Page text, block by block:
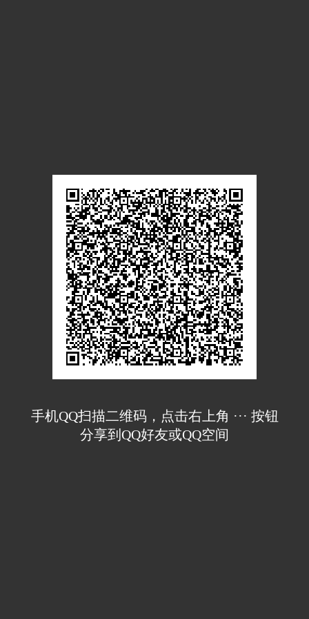
手机QQ扫描二维码，点击右上角 ··· 按钮
分享到QQ好友或QQ空间